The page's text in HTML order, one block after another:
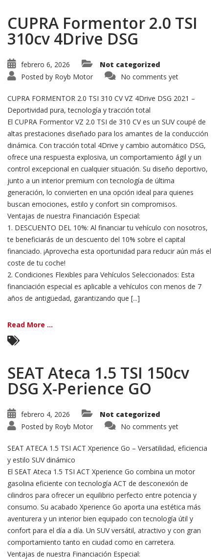
CUPRA Formentor 2.0 TSI
310cv 4Drive DSG
febrero 6, 2026
Not categorized
Posted by Royb Motor No comments yet
CUPRA FORMENTOR 2.0 TSI 310 CV VZ 4Drive DSG 2021 –
Deportividad pura, tecnología y tracción total
El CUPRA Formentor VZ 2.0 TSI de 310 CV es un SUV coupé de
altas prestaciones diseñado para los amantes de la conducción
dinámica. Con tracción total 4Drive y cambio automático DSG,
ofrece una respuesta explosiva, un comportamiento ágil y un
control excepcional en cualquier situación. Su diseño deportivo,
junto a un interior premium con tecnología de última
generación, lo convierten en una opción ideal para quienes
buscan emociones, estilo y confort sin compromisos.
Ventajas de nuestra Financiación Especial:
1. DESCUENTO DEL 10%: Al financiar tu vehículo con nosotros,
te beneficiarás de un descuento del 10% sobre el capital
financiado. ¡Aprovecha esta oportunidad para reducir aún más el
coste de tu coche!
2. Condiciones Flexibles para Vehículos Seleccionados: Esta
financiación especial es aplicable a vehículos con menos de 7
años de antigüedad, garantizando que [...]
Read More ...
SEAT Ateca 1.5 TSI 150cv
DSG X-Perience GO
febrero 4, 2026
Not categorized
Posted by Royb Motor No comments yet
SEAT ATECA 1.5 TSI ACT Xperience Go – Versatilidad, eficiencia
y estilo SUV dinámico
El SEAT Ateca 1.5 TSI ACT Xperience Go combina un motor
gasolina eficiente con tecnología ACT de desconexión de
cilindros para ofrecer un equilibrio perfecto entre potencia y
consumo. Su acabado Xperience Go aporta una estética más
aventurera y un interior bien equipado con tecnología útil y
confort para el día a día. Un SUV versátil, atractivo y con gran
comportamiento tanto en ciudad como en carretera.
Ventajas de nuestra Financiación Especial: